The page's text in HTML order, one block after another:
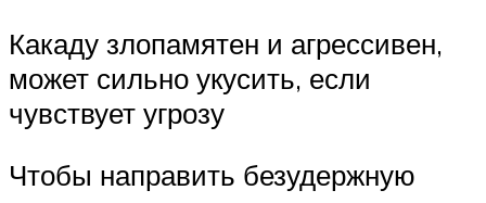
Какаду злопамятен и агрессивен,
может сильно укусить, если
чувствует угрозу
Чтобы направить безудержную